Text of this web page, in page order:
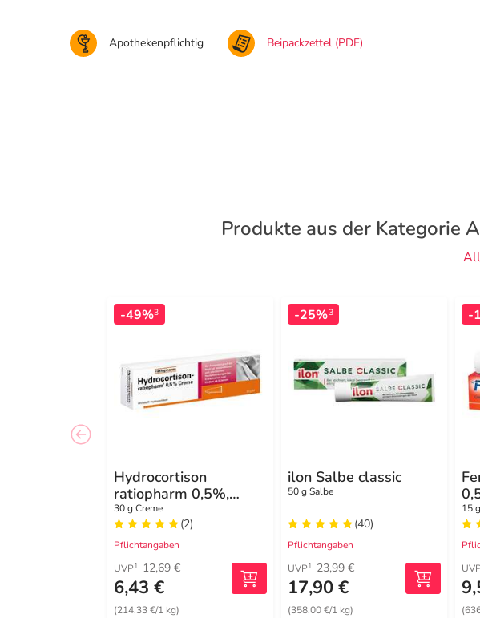
Apothekenpflichtig Beipackzettel (PDF)
Produkte aus der Kategorie
-49%3
Hydrocortison
ratiopharm 0,5%,
Creme
30 g Creme
(2)
Pflichtangaben
UVP1 12,69 €
6,43 €
(214,33 €/1 kg)
-25%3
ilon Salbe classic
50 g Salbe
(40)
Pflichtangaben
UVP1 23,99 €
17,90 €
(358,00 €/1 kg)
-
15
UVP